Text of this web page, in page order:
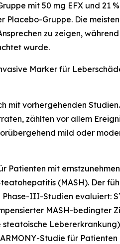
mit 50 mg EFX und 21
Placebo-Gruppe. Die
zu zeigen,
wurde.
Marker für
mit vorhergehenden
zählten vor allem
mild oder
Patienten mit
(MASH). Der
III-Studien evaluiert:
MASH-bedingter
Studie für